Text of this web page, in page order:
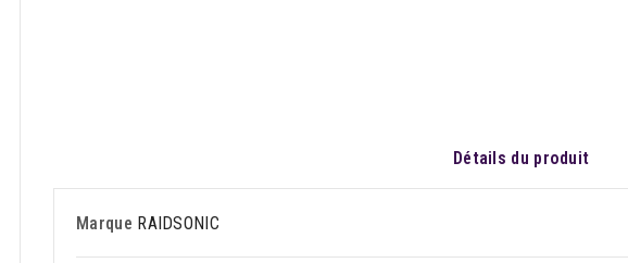
Détails du produit
Marque RAIDSONIC